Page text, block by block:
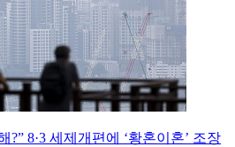
?” 8·3 세제개편에 ‘황혼이혼’ 조장